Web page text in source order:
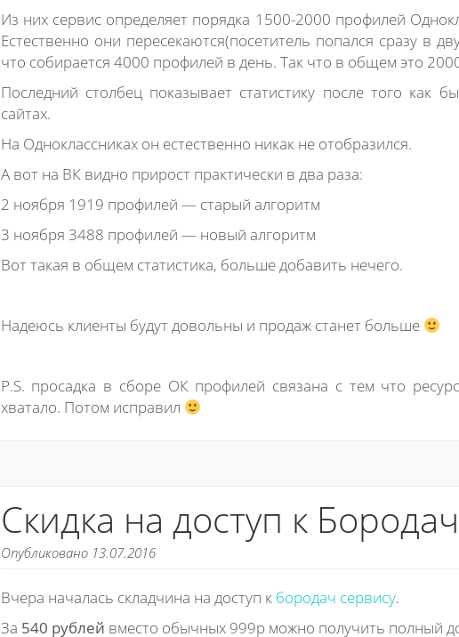
Из них сервис определяет порядка 1500-2000 профилей
Естественно они пересекаются(посетитель попался сразу в
что собирается 4000 профилей в день. Так что в общем это
Последний столбец показывает статистику после того как
сайтах.
На Одноклассниках он естественно никак не отобразился.
А вот на ВК видно прирост практически в два раза:
2 ноября 1919 профилей — старый алгоритм
3 ноября 3488 профилей — новый алгоритм
Вот такая в общем статистика, больше добавить нечего.
Надеюсь клиенты будут довольны и продаж станет больше
P.S. просадка в сборе ОК профилей связана с тем что
хватало. Потом исправил
Скидка на доступ к
Опубликовано 13.07.2016
Вчера началась складчина на доступ к бородач сервису.
За 540 рублей вместо обычных 999р можно получить полный